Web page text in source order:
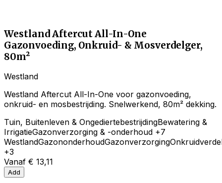
Westland Aftercut All-In-One
Gazonvoeding, Onkruid- & Mosverdelger,
80m²
Westland
Westland Aftercut All-In-One voor gazonvoeding,
onkruid- en mosbestrijding. Snelwerkend, 80m² dekking.
Tuin, Buitenleven & OngediertebestrijdingBewatering &
IrrigatieGazonverzorging & -onderhoud +7
WestlandGazononderhoudGazonverzorging
+3
Vanaf € 13,11
Add